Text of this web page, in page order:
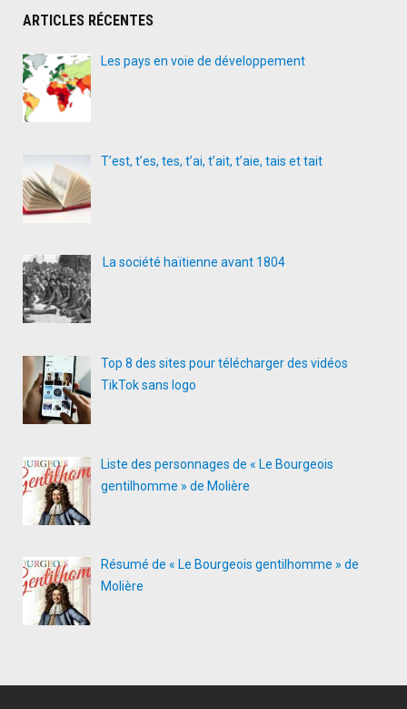
ARTICLES RÉCENTES
Les pays en voie de développement
T’est, t’es, tes, t’ai, t’ait, t’aie, tais et tait
La société haïtienne avant 1804
Top 8 des sites pour télécharger des vidéos
TikTok sans logo
Liste des personnages de « Le Bourgeois
gentilhomme » de Molière
Résumé de « Le Bourgeois gentilhomme » de
Molière